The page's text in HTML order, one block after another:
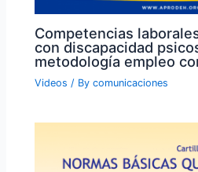
Competencias
con discapacidad
metodología empleo
Videos / Bycomunicaciones